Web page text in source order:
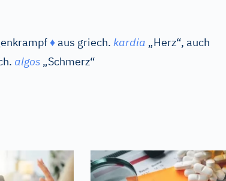
♦aus griech. kardia „Herz“, auch
algos „Schmerz“